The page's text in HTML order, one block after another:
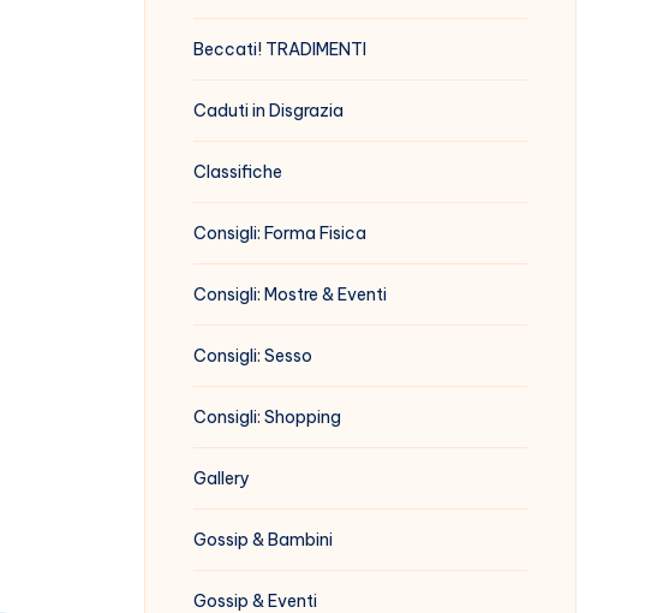
Beccati! TRADIMENTI
Caduti in Disgrazia
Classifiche
Consigli: Forma Fisica
Consigli: Mostre & Eventi
Consigli: Sesso
Consigli: Shopping
Gallery
Gossip & Bambini
Gossip & Eventi